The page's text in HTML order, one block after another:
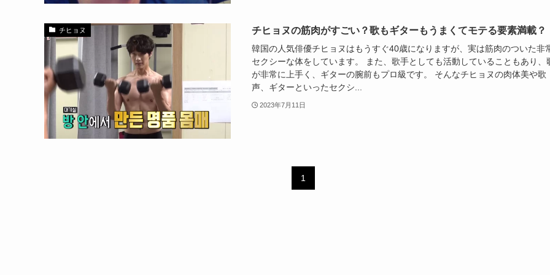
チヒョヌ チヒョヌの筋肉がすごい？歌もギターもうまくてモテる要素満載？
韓国の人気俳優チヒョヌはもうすぐ40歳になりますが、実は筋肉のついた非
セクシーな体をしています。 また、歌手としても活動していることもあり、
が非常に上手く、ギターの腕前もプロ級です。 そんなチヒョヌの肉体美や歌
声、ギターといったセクシ...
2023年7月11日
1